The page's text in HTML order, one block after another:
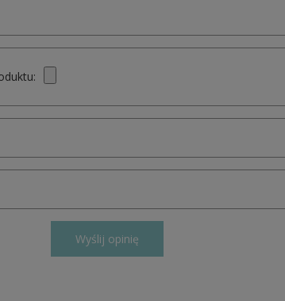
Wyślij opinię